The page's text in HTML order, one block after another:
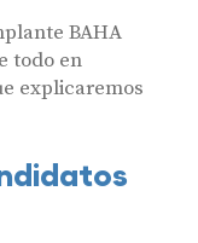
BAHA
todo en
explicaremos